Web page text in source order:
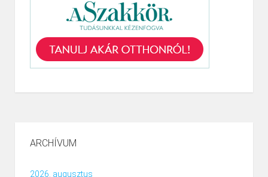
ARCHÍVUM
2026. augusztus